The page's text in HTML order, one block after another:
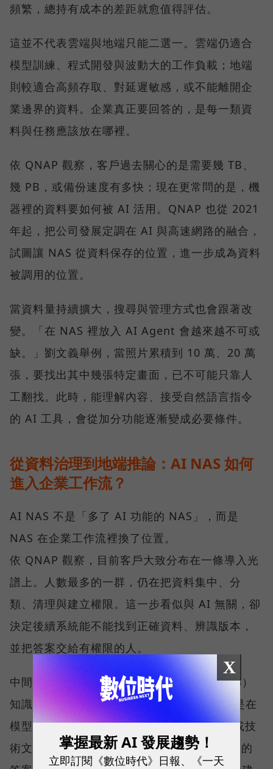
頻繁，總持有成本的差距就愈值得評估。
這並不代表雲端與地端只能二選一。雲端仍適合
模型訓練、程式開發與波動大的工作負載；地端
則較適合高頻存取、對延遲敏感，或不能離開企
業邊界的資料。企業真正要回答的，是每一類資
料與任務應該放在哪裡。
依 QNAP 觀察，客戶過去關心的是需要幾 TB、
幾 PB，或備份速度有多快；現在更常問的是，機
器裡的資料要如何被 AI 活用。QNAP 也從 2021
年起，把公司發展定調在 AI 與高速網路的融合，
試圖讓 NAS 從資料保存的位置，進一步成為資料
被調用的位置。
當資料量持續擴大，搜尋與管理方式也會跟著改
變。「在 NAS 裡放入 AI Agent 會越來越不可或
缺。」劉文義舉例，當照片累積到 10 萬、20 萬
張，要找出其中幾張特定畫面，已不可能只靠人
工翻找。此時，能理解內容、接受自然語言指令
的 AI 工具，會從加分功能逐漸變成必要條件。
從資料治理到地端推論：AI NAS 如何
進入企業工作流？
AI NAS 不是「多了 AI 功能的 NAS」，而是
NAS 在企業工作流裡換了位置。
依 QNAP 觀察，目前客戶大致分布在一條導入光
譜上。人數最多的一群，仍在把資料集中、分
類、清理與建立權限。這一步看似與 AI 無關，卻
決定後續系統能不能找到正確資料、辨識版本，
並把答案交給有權限的人。
中間一群開始建置私有的檢索增強生成（RAG）
知識庫。RAG 並不是重新訓練一個模型，而是在
模型回答前，先從企業的 SOP、合約、法規或技
術文件中取回相關內容，再產生附有來源依據的
X
掌握最新 AI 發展趨勢！
立即訂閱《數位時代》日報、《一天